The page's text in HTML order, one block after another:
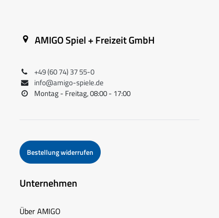
AMIGO Spiel + Freizeit GmbH
+49 (60 74) 37 55-0
info@amigo-spiele.de
Montag - Freitag, 08:00 - 17:00
Bestellung widerrufen
Unternehmen
Über AMIGO